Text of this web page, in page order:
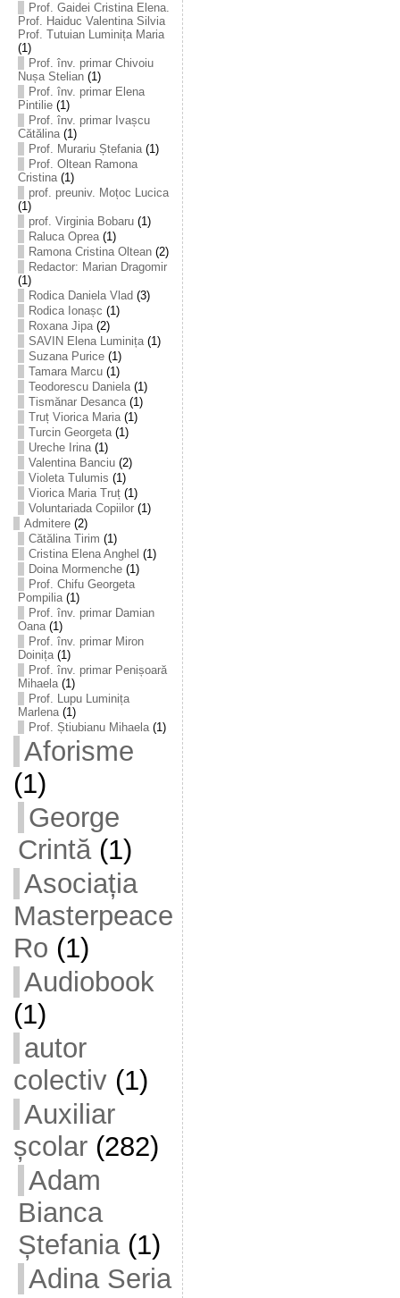
Prof. Gaidei Cristina Elena.
Prof. Haiduc Valentina Silvia
Prof. Tutuian Luminița Maria
(1)
Prof. înv. primar Chivoiu
Nușa Stelian(1)
Prof. înv. primar Elena
Pintilie(1)
Prof. înv. primar Ivașcu
Cătălina(1)
Prof. Murariu Ștefania(1)
Prof. Oltean Ramona
Cristina(1)
prof. preuniv. Moțoc Lucica
(1)
prof. Virginia Bobaru(1)
Raluca Oprea(1)
Ramona Cristina Oltean(2)
Redactor: Marian Dragomir
(1)
Rodica Daniela Vlad (3)
Rodica Ionașc (1)
Roxana Jipa(2)
SAVIN Elena Luminița(1)
Suzana Purice(1)
Tamara Marcu(1)
Teodorescu Daniela(1)
Tismănar Desanca(1)
Truț Viorica Maria(1)
Turcin Georgeta(1)
Ureche Irina(1)
Valentina Banciu(2)
Violeta Tulumis (1)
Viorica Maria Truț(1)
Voluntariada Copiilor(1)
Admitere(2)
Cătălina Tirim (1)
Cristina Elena Anghel (1)
Doina Mormenche(1)
Prof. Chifu Georgeta
Pompilia(1)
Prof. înv. primar Damian
Oana(1)
Prof. înv. primar Miron
Doinița(1)
Prof. înv. primar Penișoară
Mihaela(1)
Prof. Lupu Luminița
Marlena(1)
Prof. Știubianu Mihaela(1)
Aforisme
(1)
George
Crintă(1)
Asociația
Masterpeace
Ro (1)
Audiobook
(1)
autor
colectiv(1)
Auxiliar
școlar(282)
Adam
Bianca
Ștefania(1)
Adina Seria